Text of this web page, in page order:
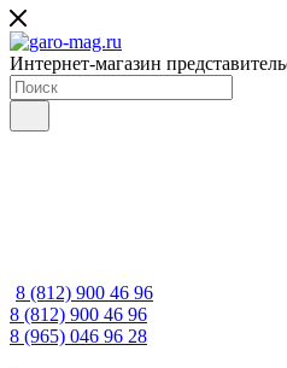
Интернет-магазин
8 (812) 900 46 96
8 (812) 900 46 96
8 (965) 046 96 28